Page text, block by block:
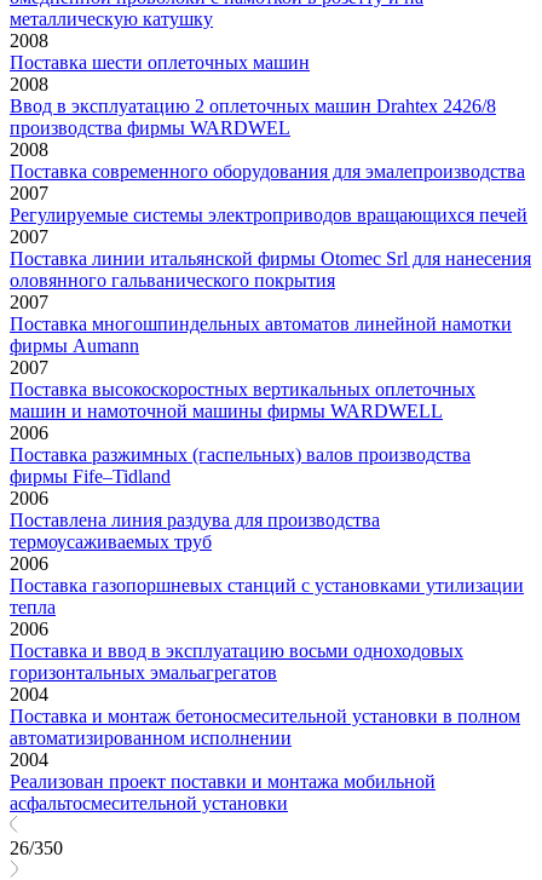
металлическую катушку
2008
Поставка шести оплеточных машин
2008
Ввод в эксплуатацию 2 оплеточных машин Drahtex 2426/8
производства фирмы WARDWEL
2008
Поставка современного оборудования для эмалепроизводства
2007
Регулируемые системы электроприводов вращающихся печей
2007
Поставка линии итальянской фирмы Otomec Srl для нанесения
оловянного гальванического покрытия
2007
Поставка многошпиндельных автоматов линейной намотки
фирмы Aumann
2007
Поставка высокоскоростных вертикальных оплеточных
машин и намоточной машины фирмы WARDWELL
2006
Поставка разжимных (гаспельных) валов производства
фирмы Fife–Tidland
2006
Поставлена линия раздува для производства
термоусаживаемых труб
2006
Поставка газопоршневых станций с установками утилизации
тепла
2006
Поставка и ввод в эксплуатацию восьми одноходовых
горизонтальных эмальагрегатов
2004
Поставка и монтаж бетоносмесительной установки в полном
автоматизированном исполнении
2004
Реализован проект поставки и монтажа мобильной
асфальтосмесительной установки
26/350